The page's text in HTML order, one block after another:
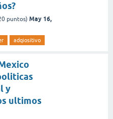
puntos) May 16,
adqiositivo
y
ultimos